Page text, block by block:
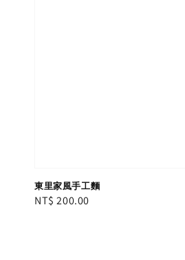
東里家風手工麵
Regular
NT$ 200.00